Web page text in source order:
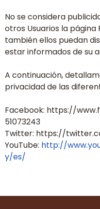
No se considera
otros Usuarios la página
también ellos puedan
estar informados de su
A continuación,
privacidad de las
Facebook: https://
51073243
Twitter: https://
YouTube: http://
y/es/